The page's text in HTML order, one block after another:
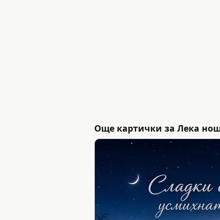
Още картички за Лека